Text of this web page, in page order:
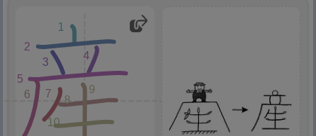
1
3
2
4
5
7
6 8
9
10